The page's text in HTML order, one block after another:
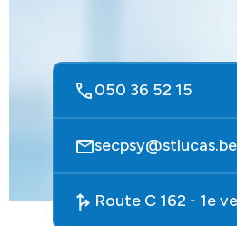
050 36 52 15
secpsy@stlucas.be
Route C 162 - 1e